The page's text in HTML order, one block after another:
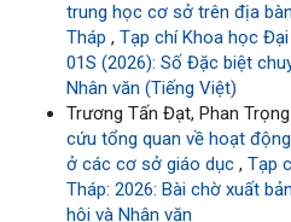
trung học cơ sở trên địa
Tháp , Tạp chí Khoa học
01S (2026): Số Đặc biệt
Nhân văn (Tiếng Việt)
Trương Tấn Đạt, Phan
cứu tổng quan về hoạt
ở các cơ sở giáo dục , Tạp
Tháp: 2026: Bài chờ xuất
hội và Nhân văn